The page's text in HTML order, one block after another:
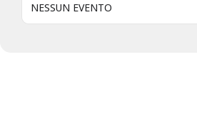
NESSUN EVENTO